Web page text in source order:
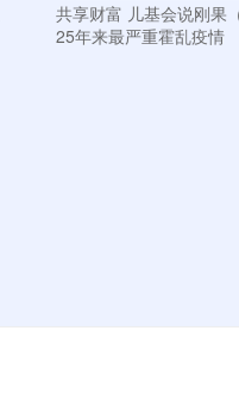
共享财富 儿基会说刚果
25年来最严重霍乱疫情